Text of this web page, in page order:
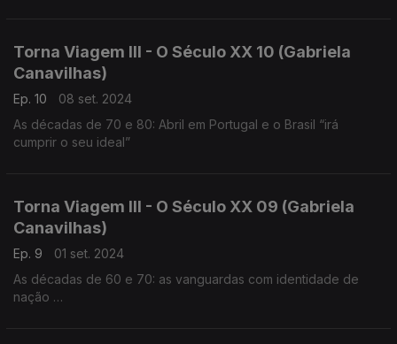
Torna Viagem III - O Século XX 10 (Gabriela
Canavilhas)
Ep. 10
08 set. 2024
As décadas de 70 e 80: Abril em Portugal e o Brasil “irá
cumprir o seu ideal”
Torna Viagem III - O Século XX 09 (Gabriela
Canavilhas)
Ep. 9
01 set. 2024
As décadas de 60 e 70: as vanguardas com identidade de
nação